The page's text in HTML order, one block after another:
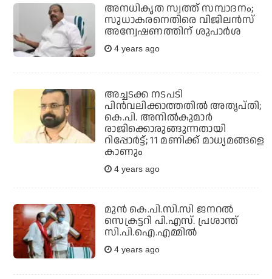
അനധികൃത സ്വത്ത് സമ്പാദനം;
സുധാകരനെതിരെ വിജിലന്‍സ്
അന്വേഷണത്തിന് ശുപാര്‍ശ
4 years ago
അച്ചടക്ക നടപടി
പിന്‍വലിക്കാത്തതില്‍ അതൃപ്തി;
കെ.പി. അനില്‍കുമാര്‍
രാജിക്കൊരുങ്ങുന്നതായി
റിപ്പോര്‍ട്ട്; 11 മണിക്ക് മാധ്യമങ്ങളെ
കാണും
4 years ago
മുന്‍ കെ.പി.സി.സി ജനറല്‍
സെക്രട്ടറി പി.എസ്. പ്രശാന്ത്
സി.പി.ഐ.എമ്മില്‍
4 years ago